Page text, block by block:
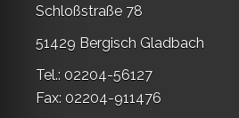
Schloßstraße 78
51429 Bergisch Gladbach
Tel.: 02204-56127
Fax: 02204-911476